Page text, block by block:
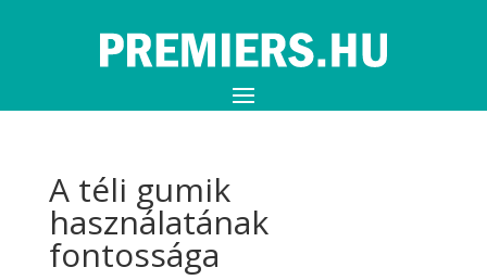
A téli gumik
használatának
fontossága